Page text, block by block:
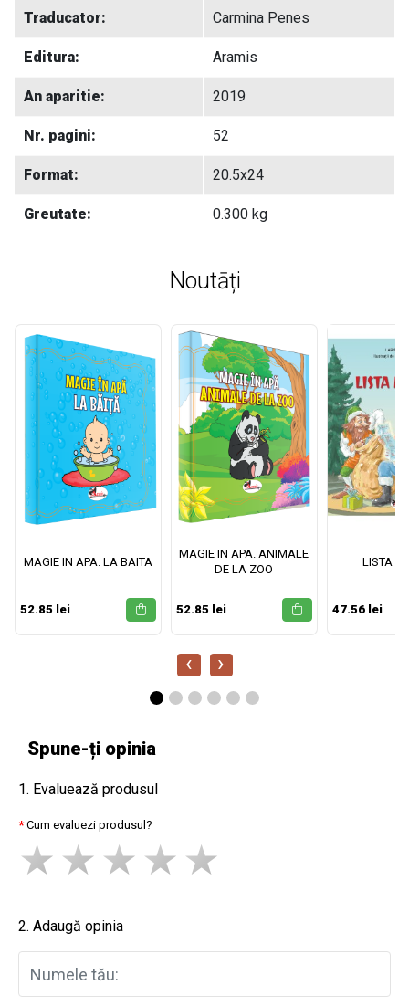
Traducator: Carmina Penes
Editura: Aramis
An aparitie: 2019
Nr. pagini: 52
Format: 20.5x24
Greutate: 0.300 kg
Noutāți
MAGIE IN APA. LA BAITA
52.85 lei
MAGIE IN APA. ANIMALE
DE LA ZOO
52.85 lei
LISTA
47.56 lei
‹ ›
Spune-ți opinia
1. Evaluează produsul
Cum evaluezi produsul?
2. Adaugă opinia